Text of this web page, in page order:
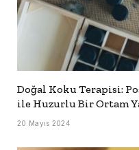
Doğal Koku Terapisi:
ile Huzurlu Bir Ortam
20 Mayıs 2024